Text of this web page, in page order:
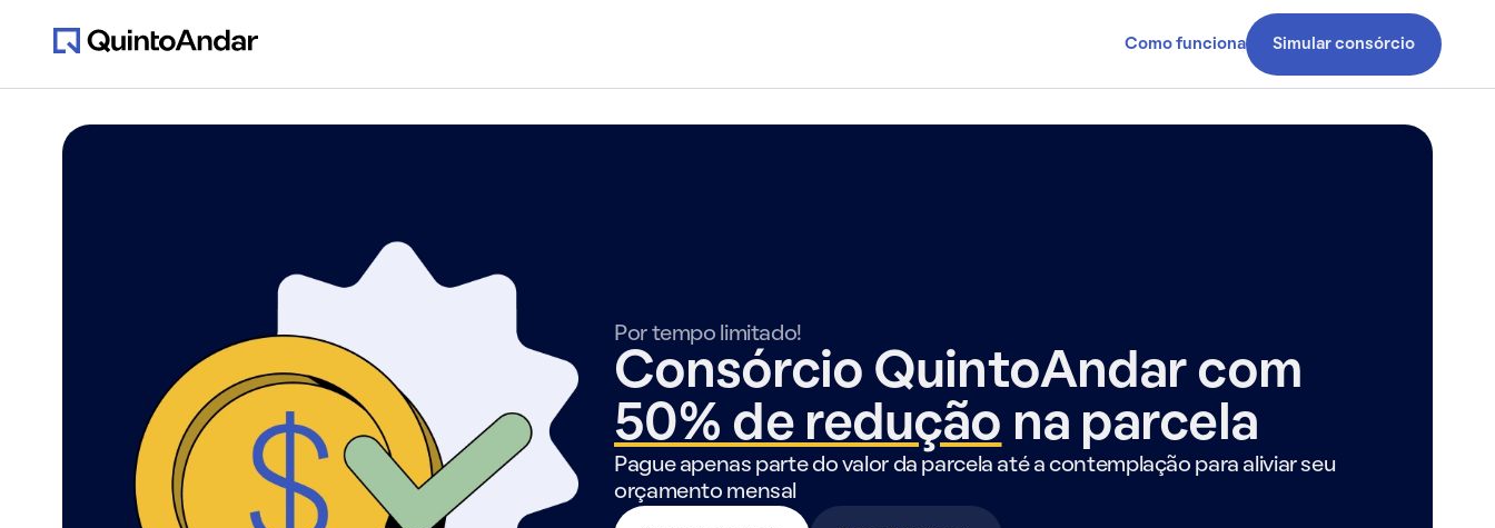
Como funciona Simular consórcio
Por tempo limitado!
Consórcio QuintoAndar com
50% de redução na parcela
Pague apenas parte do valor da parcela até a contemplação para aliviar seu
orçamento mensal